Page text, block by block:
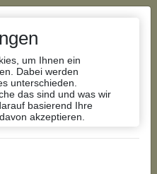
um Ihnen ein
Dabei werden
unterschieden.
das sind und was wir
basierend Ihre
akzeptieren.
Restaurierung